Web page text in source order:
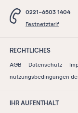
0221-6503 1404
Festnetztarif
RECHTLICHES
AGB Datenschutz
nutzungsbedingungen
IHR AUFENTHALT